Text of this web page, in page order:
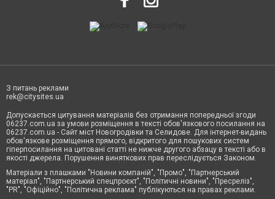
З питань реклами
rek@citysites.ua
Допускається цитування матеріалів без отримання попередньої згоди
06237.com.ua за умови розміщення в тексті обов'язкового посилання на
06237.com.ua - Сайт міст Новогродівки та Селидове. Для інтернет-видань
обов'язкове розміщення прямого, відкритого для пошукових систем
гіперпосилання на цитовані статті не нижче другого абзацу в тексті або в
якості джерела. Порушення виняткових прав переслідується Законом.
Матеріали з плашками "Новини компаній", "Промо", "Партнерський
матеріал", "Партнерський спецпроєкт", "Політичні новини", "Пресреліз",
"PR", "Офіційно", "Політична реклама" публікуються на правах реклами.